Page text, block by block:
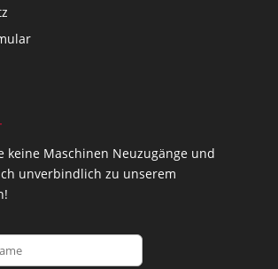
keine Maschinen Neuzugänge und
unverbindlich zu unserem